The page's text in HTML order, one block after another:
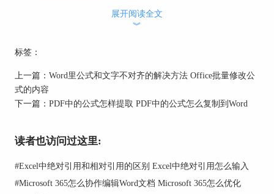
展开阅读全文
︾
标签：
上一篇： Word里公式和文字不对齐的解决方法 Office批量修改公
式的内容
下一篇： PDF中的公式怎样提取 PDF中的公式怎么复制到Word
读者也访问过这里:
#Excel中绝对引用和相对引用的区别 Excel中绝对引用怎么输入
#Microsoft 365怎么协作编辑Word文档 Microsoft 365怎么优化